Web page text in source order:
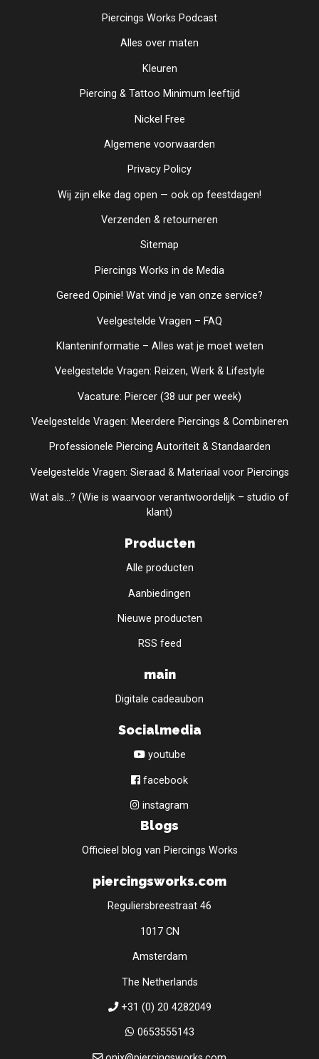
Piercings Works Podcast
Alles over maten
Kleuren
Piercing & Tattoo Minimum leeftijd
Nickel Free
Algemene voorwaarden
Privacy Policy
Wij zijn elke dag open — ook op feestdagen!
Verzenden & retourneren
Sitemap
Piercings Works in de Media
Gereed Opinie! Wat vind je van onze service?
Veelgestelde Vragen – FAQ
Klanteninformatie – Alles wat je moet weten
Veelgestelde Vragen: Reizen, Werk & Lifestyle
Vacature: Piercer (38 uur per week)
Veelgestelde Vragen: Meerdere Piercings & Combineren
Professionele Piercing Autoriteit & Standaarden
Veelgestelde Vragen: Sieraad & Materiaal voor Piercings
Wat als...? (Wie is waarvoor verantwoordelijk – studio of
klant)
Producten
Alle producten
Aanbiedingen
Nieuwe producten
RSS feed
main
Digitale cadeaubon
Socialmedia
youtube
facebook
instagram
Blogs
Officieel blog van Piercings Works
piercingsworks.com
Reguliersbreestraat 46
1017 CN
Amsterdam
The Netherlands
+31 (0) 20 4282049
0653555143